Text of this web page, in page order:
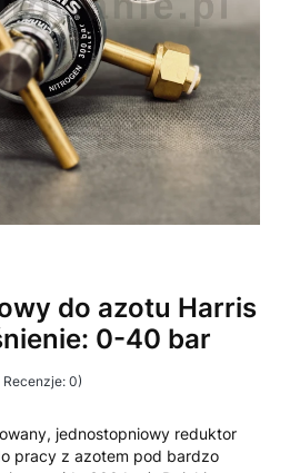
do azotu Harris
0-40 bar
0)
jednostopniowy reduktor
pracy z azotem pod bardzo